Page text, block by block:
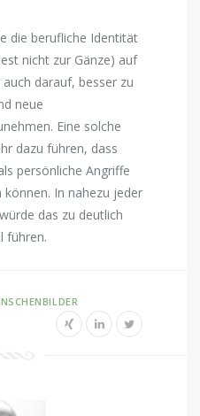
die berufliche Identität
nicht zur Gänze) auf
darauf, besser zu
neue
Eine solche
dazu führen, dass
persönliche Angriffe
In nahezu jeder
das zu deutlich
führen.